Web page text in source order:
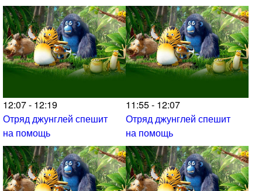
12:07 - 12:19
Отряд джунглей спешит
на помощь
11:55 - 12:07
Отряд джунглей спешит
на помощь